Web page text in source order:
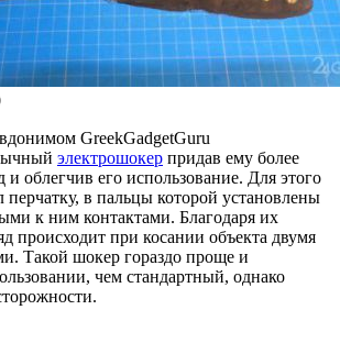
GreekGadgetGuru
электрошокер придав ему более
облегчив его использование. Для этого
перчатку, в пальцы которой установлены
к ним контактами. Благодаря их
происходит при косании объекта двумя
Такой шокер гораздо проще и
чем стандартный, однако